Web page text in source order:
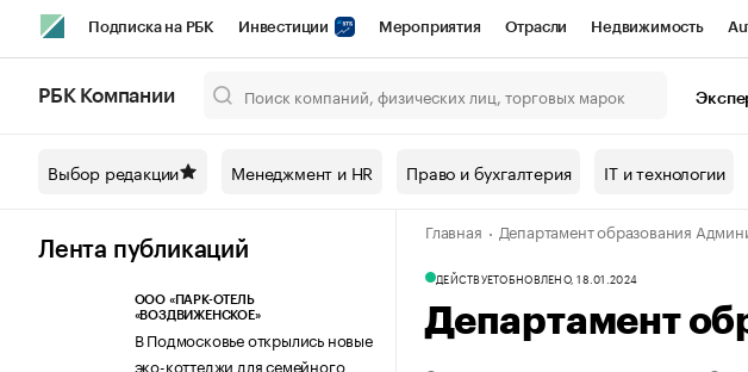
Подписка на РБК Инвестиции Мероприятия Отрасли Недвижимость
Спецпроекты СПб Конференции СПб Спецпроекты Проверка контрагентов
Технологии и медиа Рынок наличной валюты
РБК Компании
Выбор редакции Менеджмент и HR Право и бухгалтерия IT и технологии
Лента публикаций
ООО «ПАРК-ОТЕЛЬ
«ВОЗДВИЖЕНСКОЕ»
В Подмосковье открылись новые
эко-коттеджи для семейного
Главная Департамент образования
ДЕЙСТВУЕТОБНОВЛЕНО, 18.01.2024
Департамент